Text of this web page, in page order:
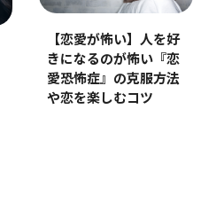
【恋愛が怖い】人を好
きになるのが怖い『恋
愛恐怖症』の克服方法
や恋を楽しむコツ